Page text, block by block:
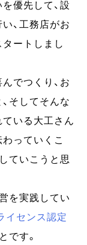
優先して、設
、工務店がお
ートしまし
でつくり、お
そしてそんな
いる大工さん
っていくこ
ていこうと思
を実践してい
イセンス認定
です。